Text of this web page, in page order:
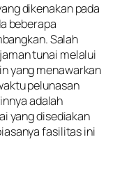
dikenakan pada
beberapa
Salah
tunai melalui
yang menawarkan
pelunasan
adalah
yang disediakan
fasilitas ini